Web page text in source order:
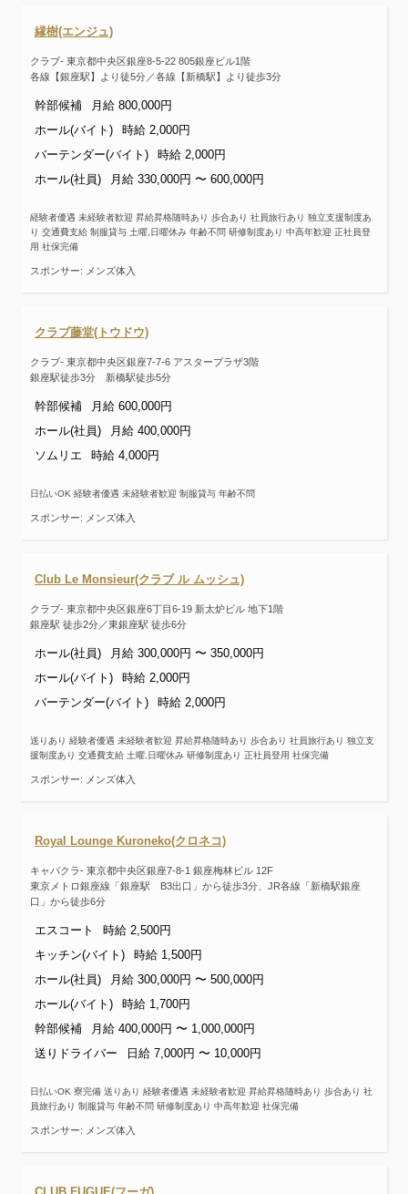
縁樹(エンジュ)
クラブ- 東京都中央区銀座8-5-22 805銀座ビル1階
各線【銀座駅】より徒5分／各線【新橋駅】より徒歩3分
幹部候補
月給 800,000円
ホール(バイト)
時給 2,000円
バーテンダー(バイト)
時給 2,000円
ホール(社員)
月給 330,000円 〜 600,000円
経験者優遇 未経験者歓迎 昇給昇格随時あり 歩合あり 社員旅行あり 独立支援制度あ
り 交通費支給 制服貸与 土曜,日曜休み 年齢不問 研修制度あり 中高年歓迎 正社員登
用 社保完備
スポンサー: メンズ体入
クラブ藤堂(トウドウ)
クラブ- 東京都中央区銀座7-7-6 アスタープラザ3階
銀座駅徒歩3分 新橋駅徒歩5分
幹部候補
月給 600,000円
ホール(社員)
月給 400,000円
ソムリエ
時給 4,000円
日払いOK 経験者優遇 未経験者歓迎 制服貸与 年齢不問
スポンサー: メンズ体入
Club Le Monsieur(クラブ ル ムッシュ)
クラブ- 東京都中央区銀座6丁目6-19 新太炉ビル 地下1階
銀座駅 徒歩2分／東銀座駅 徒歩6分
ホール(社員)
月給 300,000円 〜 350,000円
ホール(バイト)
時給 2,000円
バーテンダー(バイト)
時給 2,000円
送りあり 経験者優遇 未経験者歓迎 昇給昇格随時あり 歩合あり 社員旅行あり 独立支
援制度あり 交通費支給 土曜,日曜休み 研修制度あり 正社員登用 社保完備
スポンサー: メンズ体入
Royal Lounge Kuroneko(クロネコ)
キャバクラ- 東京都中央区銀座7-8-1 銀座梅林ビル 12F
東京メトロ銀座線「銀座駅 B3出口」から徒歩3分、JR各線「新橋駅銀座
口」から徒歩6分
エスコート
時給 2,500円
キッチン(バイト)
時給 1,500円
ホール(社員)
月給 300,000円 〜 500,000円
ホール(バイト)
時給 1,700円
幹部候補
月給 400,000円 〜 1,000,000円
送りドライバー
日給 7,000円 〜 10,000円
日払いOK 寮完備 送りあり 経験者優遇 未経験者歓迎 昇給昇格随時あり 歩合あり 社
員旅行あり 制服貸与 年齢不問 研修制度あり 中高年歓迎 社保完備
スポンサー: メンズ体入